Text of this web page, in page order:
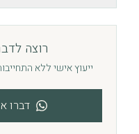
רוצה
ייעוץ אישי ללא
דברו